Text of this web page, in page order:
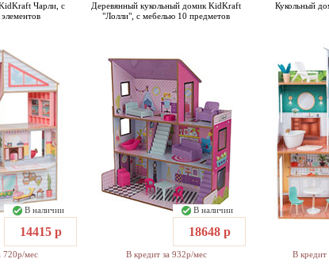
Чарли, с
В наличии
14415 р
720р/мес
Деревянный кукольный домик KidKraft
"Лолли", с мебелью 10 предметов
В наличии
18648 р
В кредит за 932р/мес
Кукольный
В кредит